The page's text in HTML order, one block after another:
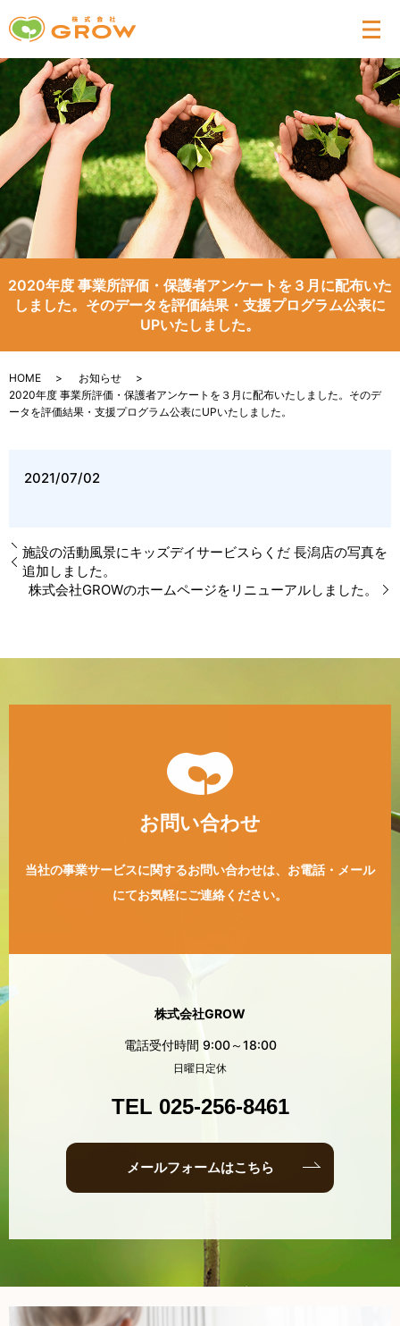
メ
2020年度 事業所評価・保護者アンケートを３月に配布いた
しました。そのデータを評価結果・支援プログラム公表に
UPいたしました。
HOME
お知らせ
2020年度 事業所評価・保護者アンケートを３月に配布いたしました。そのデ
ータを評価結果・支援プログラム公表にUPいたしました。
2021/07/02
施設の活動風景にキッズデイサービスらくだ 長潟店の写真を
追加しました。
株式会社GROWのホームページをリニューアルしました。
お問い合わせ
当社の事業サービスに関するお問い合わせは、 お電話・メール
にてお気軽にご連絡ください。
株式会社GROW
電話受付時間 9:00～18:00
日曜日定休
TEL 025-256-8461
メールフォームはこちら